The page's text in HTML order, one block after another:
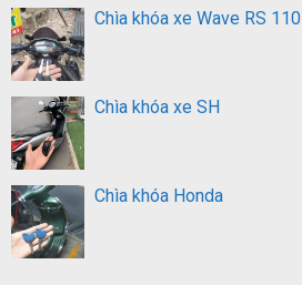
Chìa khóa xe Wave RS 110
Chìa khóa xe SH
Chìa khóa Honda